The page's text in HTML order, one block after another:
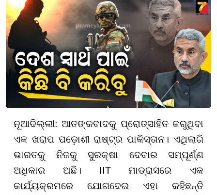
ନୂଆଦିଲ୍ଲୀ: ଆତଙ୍କବାଦକୁ ପ୍ରୋତ୍ସାହିତ କରୁଥିବା
ଏକ ଖରାପ ପଡ଼ୋଶୀ ରାଷ୍ଟ୍ର ପାକିସ୍ତାନ। ଏଥିଲାଗି
ଭାରତକୁ ନିଜକୁ ସୁରକ୍ଷା ଦେବାର ସମ୍ପୂର୍ଣ୍ଣ
ଅଧିକାର ଅଛି। IIT ମାଡ୍ରାସରେ ଏକ
କାର୍ଯ୍ୟକ୍ରମରେ ଯୋଗଦେଇ ଏହା କହିଛନ୍ତି